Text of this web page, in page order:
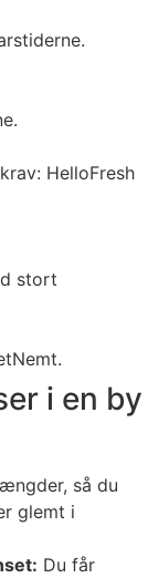
HelloFresh
stort
i en by
så du
glemt i
Du får